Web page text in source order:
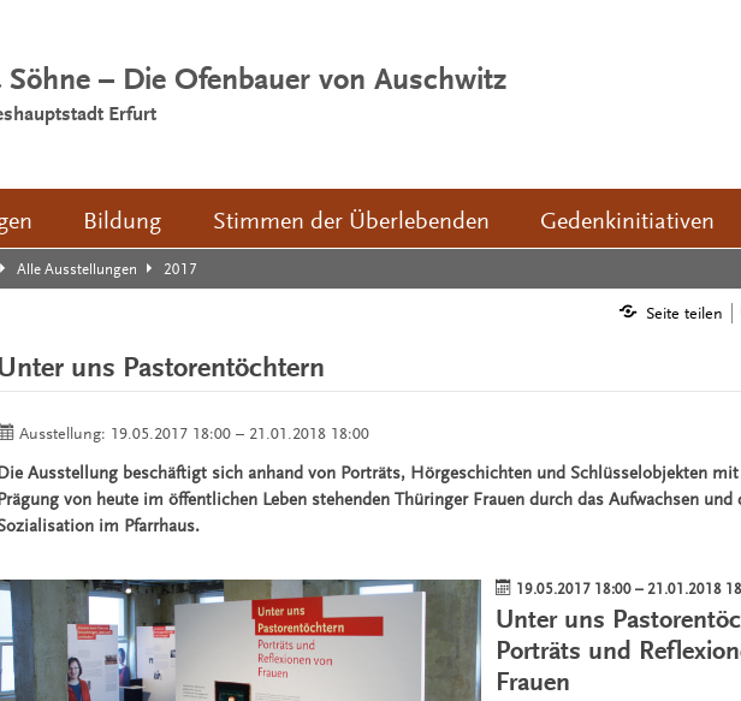
– Die Ofenbauer von Auschwitz
Erfurt
Bildung Stimmen der Überlebenden Gedenkinitiativen
Alle Ausstellungen 2017
Seite teilen
uns Pastorentöchtern
Ausstellung: 19.05.2017 18:00 – 21.01.2018 18:00
Ausstellung beschäftigt sich anhand von Porträts, Hörgeschichten und Schlüsselobjekten
von heute im öffentlichen Leben stehenden Thüringer Frauen durch das Aufwachsen und
im Pfarrhaus.
19.05.2017 18:00 –21.01.2018
Unter uns
Porträts und
Frauen